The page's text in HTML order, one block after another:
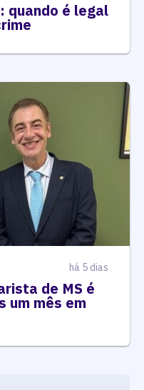
quando é legal
há 5 dias
de MS é
um mês em